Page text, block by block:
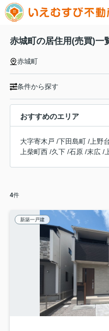
赤城町の居住用(売買)一
赤城町
条件から探す
おすすめのエリア
大字寄木戸 /下田島町 / 上野
上柴町西 /久下 /石原 /末広 /
4件
新築一戸建